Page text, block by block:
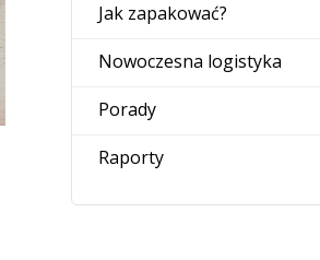
Jak zapakować?
Nowoczesna logistyka
Porady
Raporty